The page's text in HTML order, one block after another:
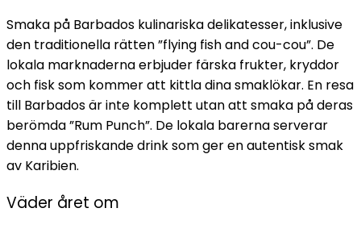
Smaka på Barbados kulinariska delikatesser, inklusive
den traditionella rätten ”flying fish and cou-cou”. De
lokala marknaderna erbjuder färska frukter, kryddor
och fisk som kommer att kittla dina smaklökar. En resa
till Barbados är inte komplett utan att smaka på deras
berömda ”Rum Punch”. De lokala barerna serverar
denna uppfriskande drink som ger en autentisk smak
av Karibien.
Väder året om